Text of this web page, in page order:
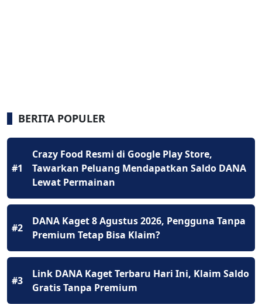
BERITA POPULER
#1
Crazy Food Resmi di Google Play Store,
Tawarkan Peluang Mendapatkan Saldo DANA
Lewat Permainan
#2
DANA Kaget 8 Agustus 2026, Pengguna Tanpa
Premium Tetap Bisa Klaim?
#3
Link DANA Kaget Terbaru Hari Ini, Klaim Saldo
Gratis Tanpa Premium